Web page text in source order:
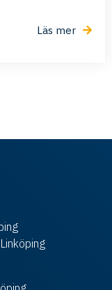
Läs mer